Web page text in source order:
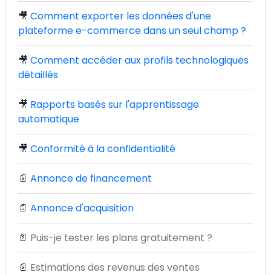
🎥 Comment exporter les données d'une
plateforme e-commerce dans un seul champ ?
🎥 Comment accéder aux profils technologiques
détaillés
🎥 Rapports basés sur l'apprentissage
automatique
🎥 Conformité à la confidentialité
📄 Annonce de financement
📄 Annonce d'acquisition
📄 Puis-je tester les plans gratuitement ?
📄 Estimations des revenus des ventes